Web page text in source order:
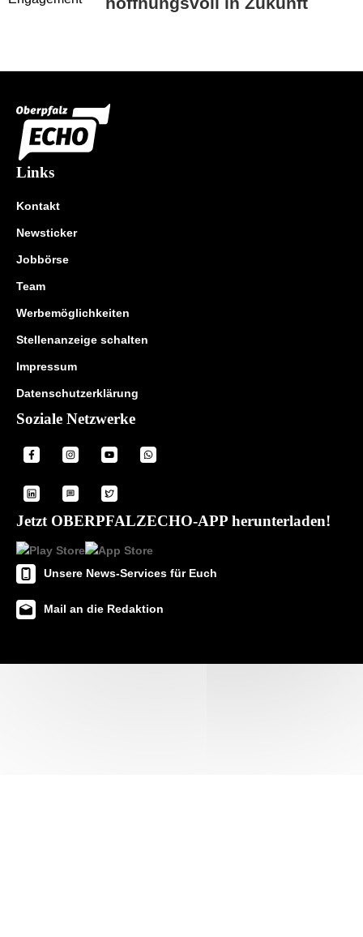
Links
Kontakt
Newsticker
Jobbörse
Team
Werbemöglichkeiten
Stellenanzeige schalten
Impressum
Datenschutzerklärung
Soziale Netzwerke
Jetzt OBERPFALZECHO-APP herunterladen!
Unsere News-Services für Euch
Mail an die Redaktion